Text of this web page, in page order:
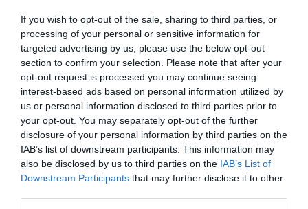
If you wish to opt-out of the sale, sharing to third parties, or
processing of your personal or sensitive information for
targeted advertising by us, please use the below opt-out
section to confirm your selection. Please note that after your
opt-out request is processed you may continue seeing
interest-based ads based on personal information utilized by
us or personal information disclosed to third parties prior to
your opt-out. You may separately opt-out of the further
disclosure of your personal information by third parties on the
IAB’s list of downstream participants. This information may
also be disclosed by us to third parties on the IAB’s List of
Downstream Participants that may further disclose it to other
csomós széllökések elviselésére tervezték.
Ez is érdekelhet:Hatalmas hurrikánt fotóztak le
Elképzelem, ha a rakéta
túlzott szélnek van kitéve,